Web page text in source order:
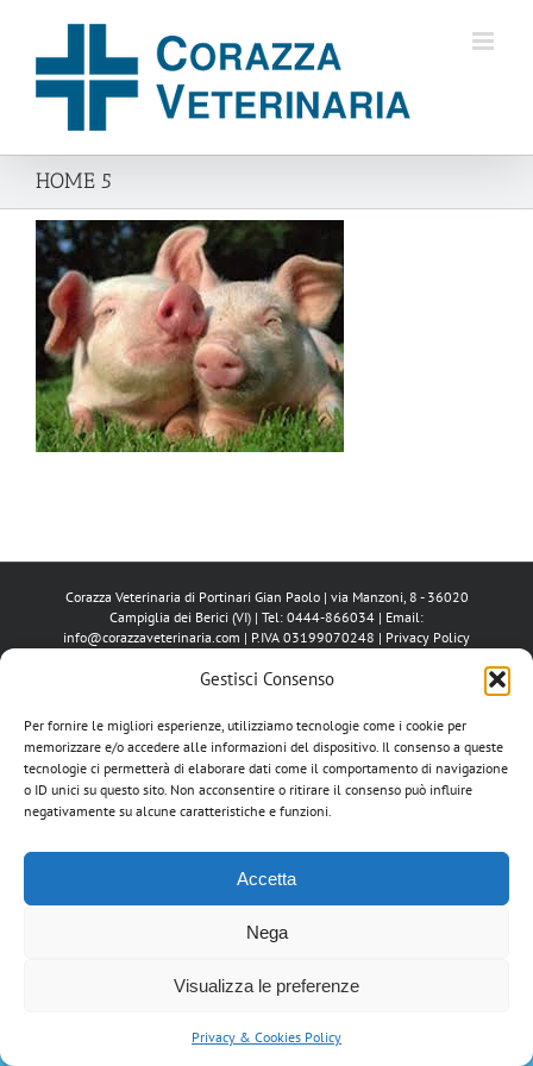
Gestisci Consenso
Per fornire le migliori esperienze, utilizziamo tecnologie come i cookie per
memorizzare e/o accedere alle informazioni del dispositivo. Il consenso a queste
tecnologie ci permetterà di elaborare dati come il comportamento di navigazione
o ID unici su questo sito. Non acconsentire o ritirare il consenso può influire
negativamente su alcune caratteristiche e funzioni.
Accetta
Nega
Visualizza le preferenze
Privacy & Cookies Policy
contenuto
HOME 5
Corazza Veterinaria di Portinari Gian Paolo | via Manzoni, 8 - 36020
Campiglia dei Berici (VI) | Tel: 0444-866034 | Email:
info@corazzaveterinaria.com | P.IVA 03199070248 | Privacy Policy